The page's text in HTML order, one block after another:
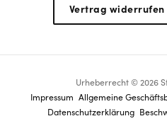
Vertrag widerrufen
Urheberrecht © 2026
Footer
navigation
Impressum Allgemeine
Datenschutz­erklärung